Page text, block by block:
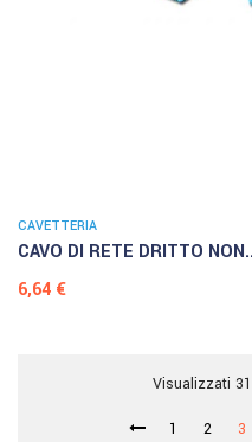
CAVETTERIA
CAVO DI RETE DRITTO
Prezzo
6,64 €
Visualizzati
1 2 3